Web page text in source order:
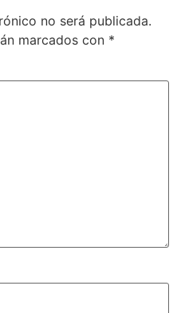
no será publicada.
marcados con *